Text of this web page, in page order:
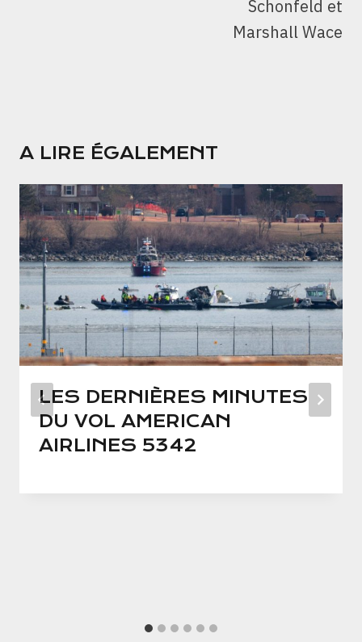
Schonfeld et
Marshall Wace
A LIRE ÉGALEMENT
LES DERNIÈRES MINUTES
DU VOL AMERICAN
AIRLINES 5342